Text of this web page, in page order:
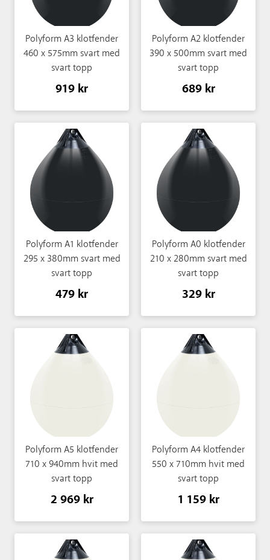
Polyform A3 klotfender
460 x 575mm svart med
svart topp
919 kr
Polyform A2 klotfender
390 x 500mm svart med
svart topp
689 kr
Polyform A1 klotfender
295 x 380mm svart med
svart topp
479 kr
Polyform A0 klotfender
210 x 280mm svart med
svart topp
329 kr
Polyform A5 klotfender
710 x 940mm hvit med
svart topp
2 969 kr
Polyform A4 klotfender
550 x 710mm hvit med
svart topp
1 159 kr